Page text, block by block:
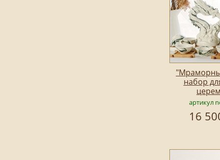
набор
артикул
16